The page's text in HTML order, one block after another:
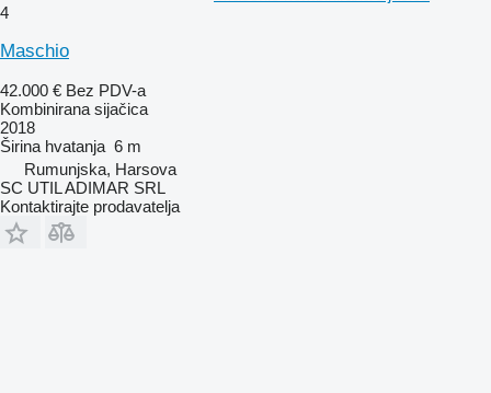
4
Maschio
42.000 € Bez PDV-a
Kombinirana sijačica
2018
Širina hvatanja 6 m
Rumunjska, Harsova
SC UTIL ADIMAR SRL
Kontaktirajte prodavatelja